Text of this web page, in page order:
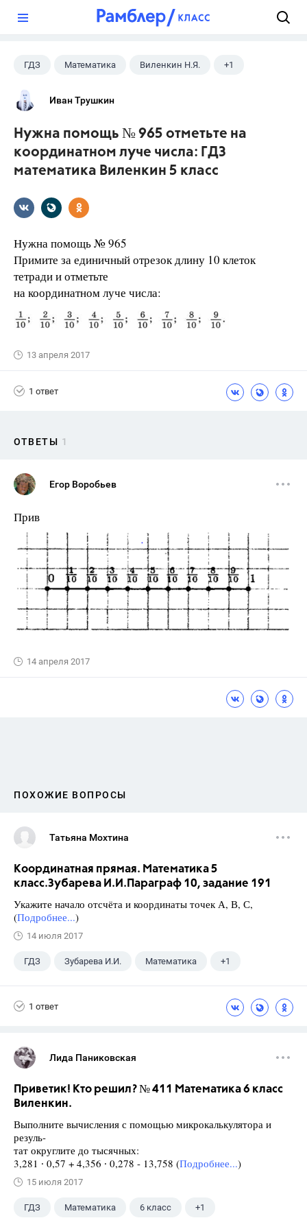
ГДЗ Математика Виленкин Н.Я. +1
5 класс
Иван Трушкин
Нужна помощь № 965 отметьте на
координатном луче числа: ГДЗ
математика Виленкин 5 класс
Нужна помощь № 965
Примите за единичный отрезок длину 10 клеток
тетради и отметьте
на координатном луче числа:
13 апреля 2017
1 ответ
ОТВЕТЫ 1
Егор Воробьев
Прив
14 апреля 2017
ПОХОЖИЕ ВОПРОСЫ
Татьяна Мохтина
Координатная прямая. Математика 5
класс.Зубарева И.И.Параграф 10, задание 191
Укажите начало отсчёта и координаты точек А, В, С,
(Подробнее...)
14 июля 2017
ГДЗ Зубарева И.И. Математика +1
1 ответ
Лида Паниковская
Приветик! Кто решил? № 411 Математика 6 класс
Виленкин.
Выполните вычисления с помощью микрокалькулятора и
резуль-
тат округлите до тысячных:
3,281 ∙ 0,57 + 4,356 ∙ 0,278 - 13,758 (Подробнее...)
15 июля 2017
ГДЗ Математика 6 класс +1